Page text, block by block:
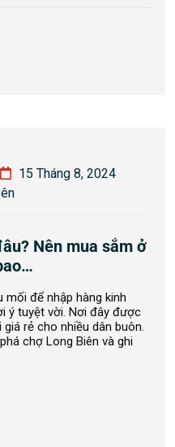
15 Tháng 8, 2024
Nên mua sắm ở
mối để nhập hàng kinh
ý tuyệt vời. Nơi đây được
rẻ cho nhiều dân buôn.
chợ Long Biên và ghi